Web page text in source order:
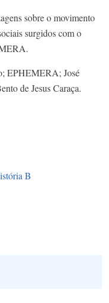
sobre o movimento
surgidos com o
EPHEMERA; José
de Jesus Caraça.
B